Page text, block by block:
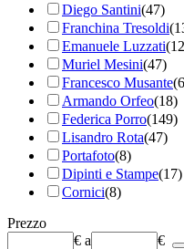
Diego Santini(47)
Franchina Tresoldi
Emanuele Luzzati
Muriel Mesini(47)
Francesco Musante
Armando Orfeo(18)
Federica Porro(149)
Lisandro Rota(47)
Portafoto(8)
Dipinti e Stampe(17)
Cornici(8)
Prezzo
€ a
€